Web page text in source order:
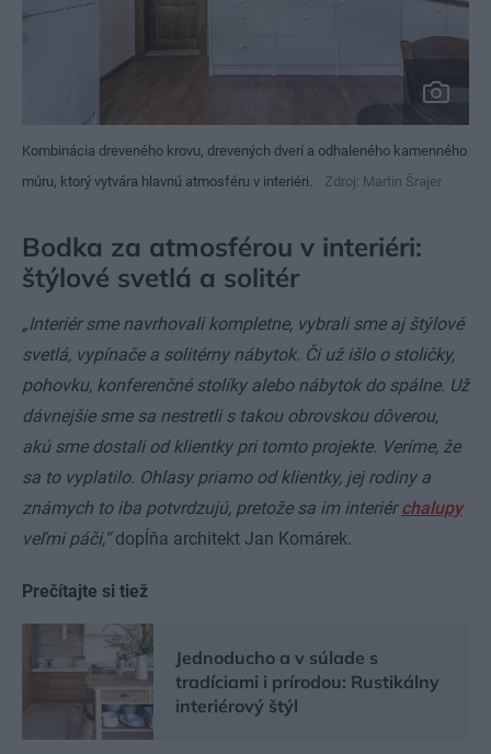
Kombinácia dreveného krovu, drevených dverí a odhaleného kamenného
múru, ktorý vytvára hlavnú atmosféru v interiéri.
Zdroj: Martin Šrajer
Bodka za atmosférou v interiéri:
štýlové svetlá a solitér
„Interiér sme navrhovali kompletne, vybrali sme aj štýlové
svetlá, vypínače a solitérny nábytok. Či už išlo o stoličky,
pohovku, konferenčné stolíky alebo nábytok do spálne. Už
dávnejšie sme sa nestretli s takou obrovskou dôverou,
akú sme dostali od klientky pri tomto projekte. Veríme, že
sa to vyplatilo. Ohlasy priamo od klientky, jej rodiny a
známych to iba potvrdzujú, pretože sa im interiérchalupy
veľmi páči,“dopĺňa architekt Jan Komárek.
Prečítajte si tiež
Jednoducho a v súlade s
tradíciami i prírodou: Rustikálny
interiérový štýl